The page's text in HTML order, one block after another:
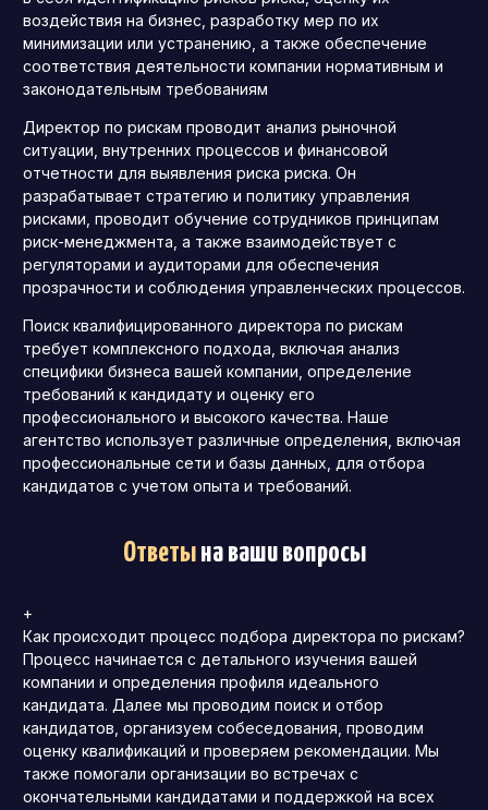
воздействия на бизнес, разработку мер по их
минимизации или устранению, а также обеспечение
соответствия деятельности компании нормативным и
законодательным требованиям
Директор по рискам проводит анализ рыночной
ситуации, внутренних процессов и финансовой
отчетности для выявления риска риска. Он
разрабатывает стратегию и политику управления
рисками, проводит обучение сотрудников принципам
риск-менеджмента, а также взаимодействует с
регуляторами и аудиторами для обеспечения
прозрачности и соблюдения управленческих процессов.
Поиск квалифицированного директора по рискам
требует комплексного подхода, включая анализ
специфики бизнеса вашей компании, определение
требований к кандидату и оценку его
профессионального и высокого качества. Наше
агентство использует различные определения, включая
профессиональные сети и базы данных, для отбора
кандидатов с учетом опыта и требований.
Ответына ваши вопросы
+
Как происходит процесс подбора директора по рискам?
Процесс начинается с детального изучения вашей
компании и определения профиля идеального
кандидата. Далее мы проводим поиск и отбор
кандидатов, организуем собеседования, проводим
оценку квалификаций и проверяем рекомендации. Мы
также помогали организации во встречах с
окончательными кандидатами и поддержкой на всех